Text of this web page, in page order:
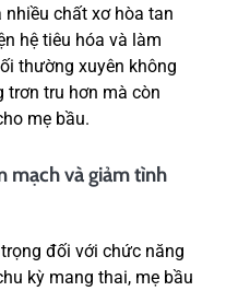
chất xơ hòa tan
hệ tiêu hóa và làm
thường xuyên không
trơn tru hơn mà còn
mẹ bầu.
mạch và giảm tình
đối với chức năng
kỳ mang thai, mẹ bầu